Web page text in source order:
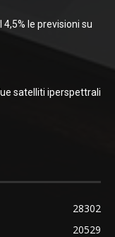
4,5% le previsioni su
satelliti iperspettrali
28302
20529